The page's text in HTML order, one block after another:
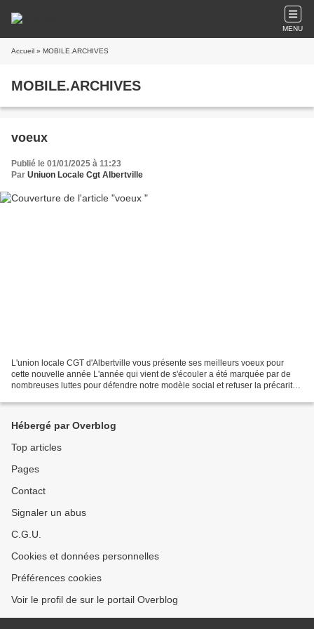
MENU
Accueil » MOBILE.ARCHIVES
MOBILE.ARCHIVES
voeux
Publié le 01/01/2025 à 11:23
Par Uniuon Locale Cgt Albertville
L'union locale CGT d'Albertville vous présente ses meilleurs voeux pour
cette nouvelle année L'année qui vient de s'écouler a été marquée par de
nombreuses luttes pour défendre notre modèle social et refuser la précarité
Hébergé par Overblog
Top articles
Pages
Contact
Signaler un abus
C.G.U.
Cookies et données personnelles
Préférences cookies
Voir le profil de sur le portail Overblog